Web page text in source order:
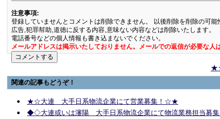
注意事項:
登録していませんとコメントは削除できません。 以後削除を削除の可能
広告,犯罪幇助,道徳に反する内容,意味ない内容などは削除いたします。
電話番号などの個人情報も書き込まないでください。
メールアドレスは掲示いたしておりません。メールでの返信が必要な人
関連の記事もどうぞ！
★☆大連 大手日系物流企業にて営業募集！☆★
◆◇大連或いは瀋陽 大手日系物流企業にて物流業務担当募